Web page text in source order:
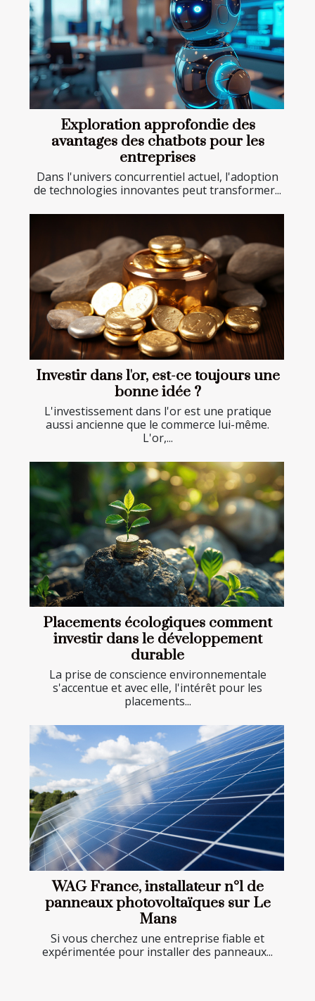
Exploration approfondie des
avantages des chatbots pour les
entreprises
Dans l'univers concurrentiel actuel, l'adoption
de technologies innovantes peut transformer...
Investir dans l'or, est-ce toujours une
bonne idée ?
L'investissement dans l'or est une pratique
aussi ancienne que le commerce lui-même.
L'or,...
Placements écologiques comment
investir dans le développement
durable
La prise de conscience environnementale
s'accentue et avec elle, l'intérêt pour les
placements...
WAG France, installateur n°1 de
panneaux photovoltaïques sur Le
Mans
Si vous cherchez une entreprise fiable et
expérimentée pour installer des panneaux...